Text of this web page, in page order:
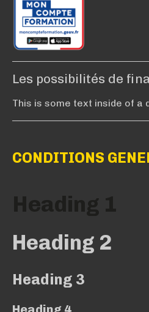
Les possibilités de
This is some text inside of a
CONDITIONS
Heading 1
Heading 2
Heading 3